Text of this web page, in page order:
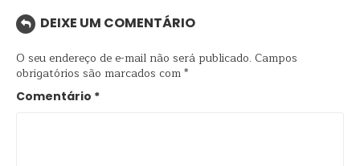
DEIXE UM COMENTÁRIO
O seu endereço de e-mail não será publicado. Campos
obrigatórios são marcados com*
Comentário *